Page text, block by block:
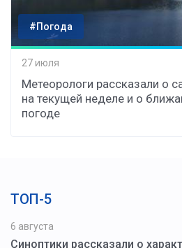
#Погода
27 июля
Метеорологи рассказали о
на текущей неделе и о
погоде
ТОП-5
6 августа
Синоптики рассказали о